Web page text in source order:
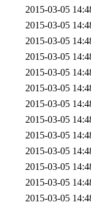
2015-03-05
2015-03-05
2015-03-05
2015-03-05
2015-03-05
2015-03-05
2015-03-05
2015-03-05
2015-03-05
2015-03-05
2015-03-05
2015-03-05
2015-03-05